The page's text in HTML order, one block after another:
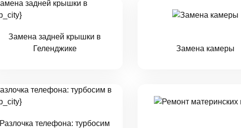
Замена задней крышки в
Геленджике
Замена камеры
Разлочка телефона: турбосим